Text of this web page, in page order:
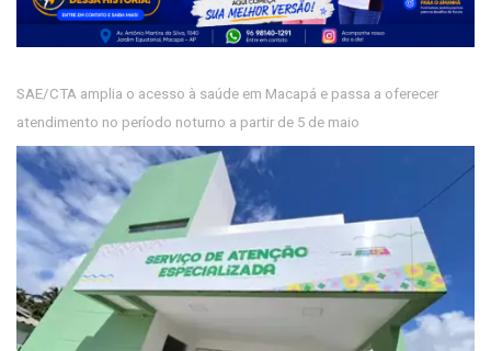
SAE/CTA amplia o acesso à saúde em Macapá e passa a oferecer
atendimento no período noturno a partir de 5 de maio